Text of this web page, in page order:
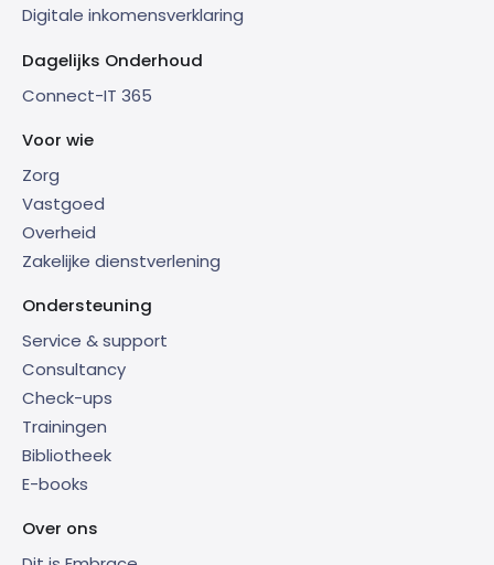
Digitale inkomensverklaring
Dagelijks Onderhoud
Connect-IT 365
Voor wie
Zorg
Vastgoed
Overheid
Zakelijke dienstverlening
Ondersteuning
Service & support
Consultancy
Check-ups
Trainingen
Bibliotheek
E-books
Over ons